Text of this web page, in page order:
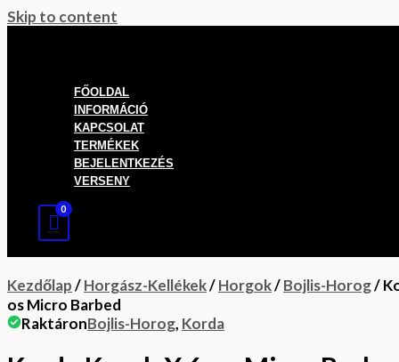
Skip to content
FŐOLDAL
INFORMÁCIÓ
KAPCSOLAT
TERMÉKEK
BEJELENTKEZÉS
VERSENY
Kezdőlap/Horgász-Kellékek/Horgok/Bojlis-Horog/
os Micro Barbed
RaktáronBojlis-Horog, Korda